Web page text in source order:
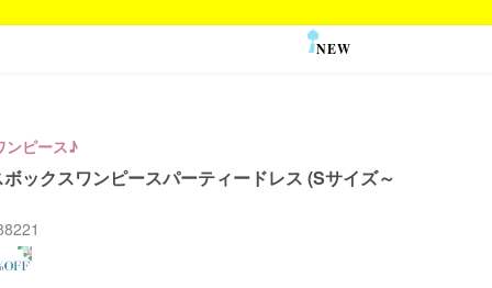
NEW
ンピース♪
ックスワンピースパーティードレス (Sサイズ～